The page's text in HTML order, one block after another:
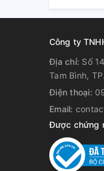
Công ty
Địa chỉ: Số
Tam Bình,
Điện thoại:
Email:
Được chứng